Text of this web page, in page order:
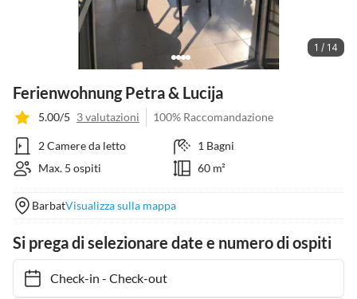
1 / 14
Ferienwohnung Petra & Lucija
5.00/5 3 valutazioni 100% Raccomandazione
2 Camere da letto
1 Bagni
Max. 5 ospiti
60 m²
BarbatVisualizza sulla mappa
Si prega di selezionare date e numero di ospiti
Check-in- Check-out